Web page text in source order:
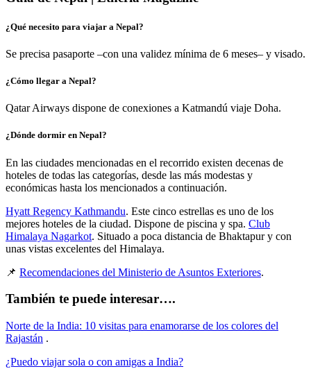
¿Qué necesito para viajar a Nepal?
Se precisa pasaporte –con una validez mínima de 6 meses– y visado.
¿Cómo llegar a Nepal?
Qatar Airways dispone de conexiones a Katmandú viaje Doha.
¿Dónde dormir en Nepal?
En las ciudades mencionadas en el recorrido existen decenas de
hoteles de todas las categorías, desde las más modestas y
económicas hasta los mencionados a continuación.
Hyatt Regency Kathmandu. Este cinco estrellas es uno de los
mejores hoteles de la ciudad. Dispone de piscina y spa. Club
Himalaya Nagarkot. Situado a poca distancia de Bhaktapur y con
unas vistas excelentes del Himalaya.
📌 Recomendaciones del Ministerio de Asuntos Exteriores.
También te puede interesar….
Norte de la India: 10 visitas para enamorarse de los colores del
Rajastán .
¿Puedo viajar sola o con amigas a India?